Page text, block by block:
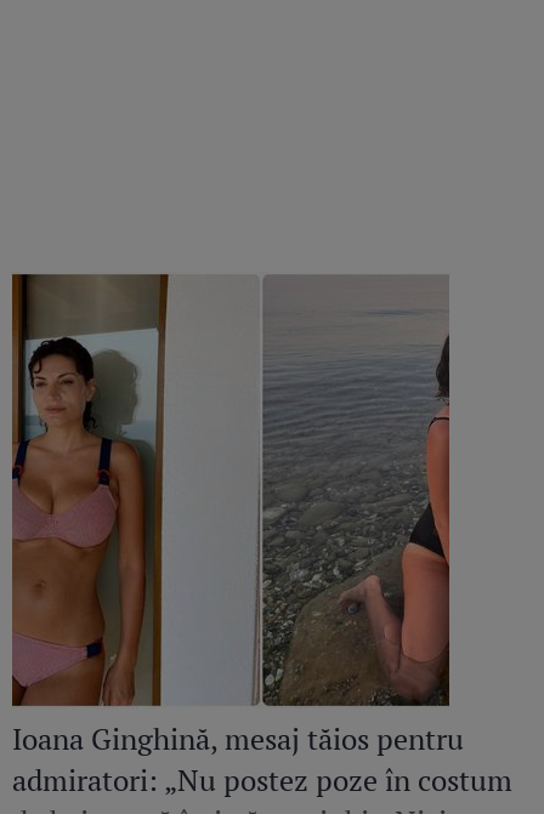
Ioana Ginghină, mesaj tăios pentru
admiratori: „Nu postez poze în costum